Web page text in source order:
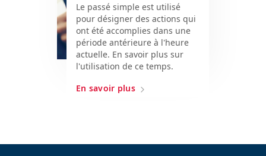
Le passé simple est utilisé
pour désigner des actions qui
ont été accomplies dans une
période antérieure à l'heure
actuelle. En savoir plus sur
l'utilisation de ce temps.
En savoir plus